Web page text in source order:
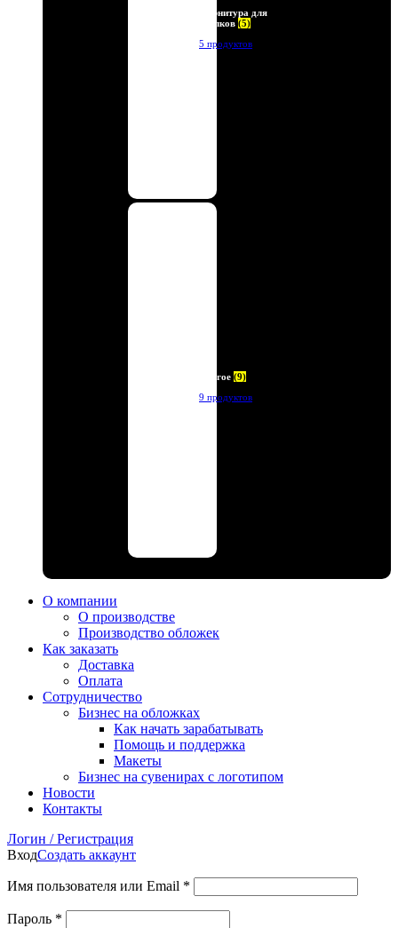
Фурнитура для
брелков (5)
5 продуктов
Другое (9)
9 продуктов
О компании
О производстве
Производство обложек
Как заказать
Доставка
Оплата
Сотрудничество
Бизнес на обложках
Как начать зарабатывать
Помощь и поддержка
Макеты
Бизнес на сувенирах с логотипом
Новости
Контакты
Логин / Регистрация
ВходСоздать аккаунт
Имя пользователя или Email *
Пароль *